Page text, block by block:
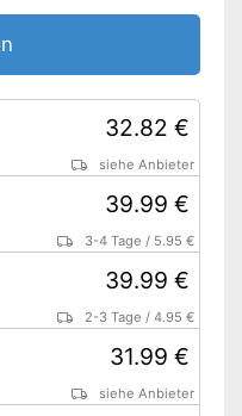
32.82 €
siehe Anbieter
39.99 €
3-4 Tage / 5.95 €
39.99 €
2-3 Tage /4.95 €
31.99 €
siehe Anbieter